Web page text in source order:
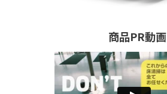
商品PR動画